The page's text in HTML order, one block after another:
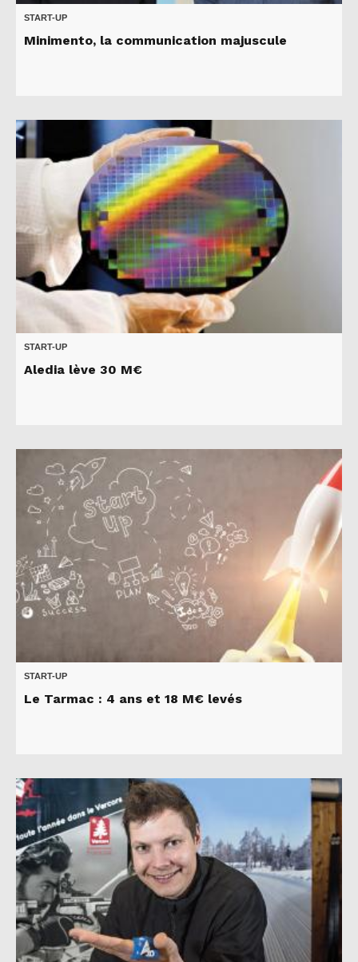
START-UP
Minimento, la communication majuscule
START-UP
Aledia lève 30 M€
START-UP
Le Tarmac : 4 ans et 18 M€ levés